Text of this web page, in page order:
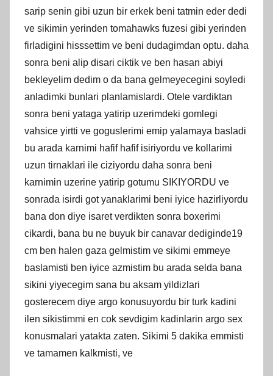
sarip senin gibi uzun bir erkek beni tatmin eder dedi
ve sikimin yerinden tomahawks fuzesi gibi yerinden
firladigini hisssettim ve beni dudagimdan optu. daha
sonra beni alip disari ciktik ve ben hasan abiyi
bekleyelim dedim o da bana gelmeyecegini soyledi
anladimki bunlari planlamislardi. Otele vardiktan
sonra beni yataga yatirip uzerimdeki gomlegi
vahsice yirtti ve goguslerimi emip yalamaya basladi
bu arada karnimi hafif hafif isiriyordu ve kollarimi
uzun tirnaklari ile ciziyordu daha sonra beni
karnimin uzerine yatirip gotumu SIKIYORDU ve
sonrada isirdi got yanaklarimi beni iyice hazirliyordu
bana don diye isaret verdikten sonra boxerimi
cikardi, bana bu ne buyuk bir canavar dediginde19
cm ben halen gaza gelmistim ve sikimi emmeye
baslamisti ben iyice azmistim bu arada selda bana
sikini yiyecegim sana bu aksam yildizlari
gosterecem diye argo konusuyordu bir turk kadini
ilen sikistimmi en cok sevdigim kadinlarin argo sex
konusmalari yatakta zaten. Sikimi 5 dakika emmisti
ve tamamen kalkmisti, ve